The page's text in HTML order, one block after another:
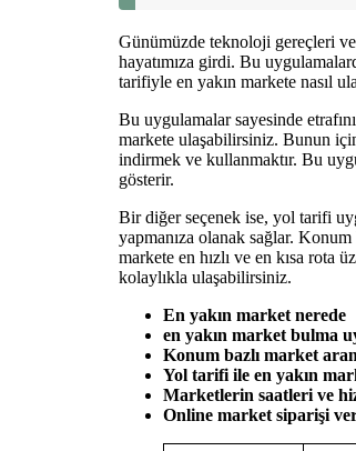
Günümüzde teknoloji gereçleri ve
hayatımıza girdi. Bu
tarifiyle en yakın markete nasıl
Bu uygulamalar sayesinde
markete ulaşabilirsiniz. Bunun
indirmek ve kullanmaktır. Bu
gösterir.
Bir diğer seçenek ise, yol tarifi
yapmanıza olanak sağlar.
markete en hızlı ve en kısa rota
kolaylıkla ulaşabilirsiniz.
En yakın market nerede
en yakın market bulma
Konum bazlı market
Yol tarifi ile en yakın
Marketlerin saatleri ve
Online market siparişi